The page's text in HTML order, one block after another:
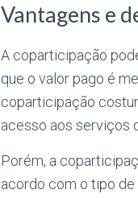
Vantagens e
A coparticipação
que o valor pago é
coparticipação
acesso aos serviços
Porém, a
acordo com o tipo